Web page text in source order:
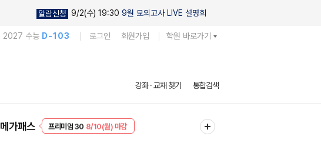
알람신청 9/2(수) 19:30 9월 모의고사 LIVE 설명회
2027 수능 D-103 로그인 회원가입 학원 바로가기
강좌 · 교재 찾기 통합검색
메가패스
프리미엄 30 8/10(월) 마감